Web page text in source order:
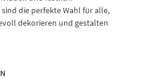
sind die perfekte Wahl für alle,
dekorieren und gestalten